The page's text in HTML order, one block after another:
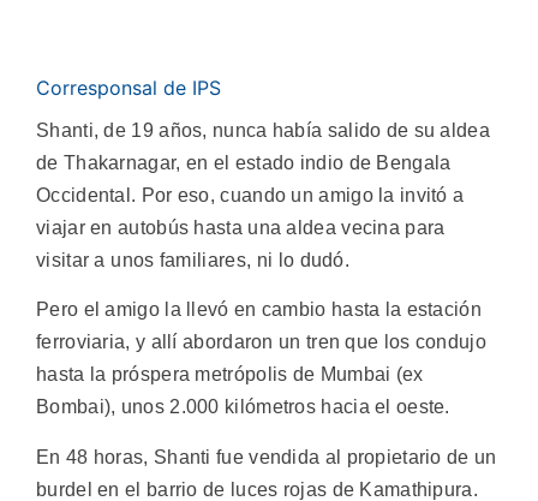
Corresponsal de IPS
Shanti, de 19 años, nunca había salido de su aldea
de Thakarnagar, en el estado indio de Bengala
Occidental. Por eso, cuando un amigo la invitó a
viajar en autobús hasta una aldea vecina para
visitar a unos familiares, ni lo dudó.
Pero el amigo la llevó en cambio hasta la estación
ferroviaria, y allí abordaron un tren que los condujo
hasta la próspera metrópolis de Mumbai (ex
Bombai), unos 2.000 kilómetros hacia el oeste.
En 48 horas, Shanti fue vendida al propietario de un
burdel en el barrio de luces rojas de Kamathipura.